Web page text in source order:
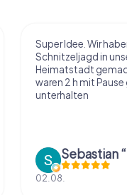
Super Idee. Wir
Schnitzeljagd in
Heimatstadt
waren 2 h mit
unterhalten
02.08.